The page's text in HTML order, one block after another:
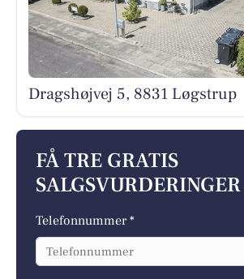
Dragshøjvej 5, 8831 Løgstrup
FÅ TRE GRATIS
SALGSVURDERINGER
Telefonnummer *